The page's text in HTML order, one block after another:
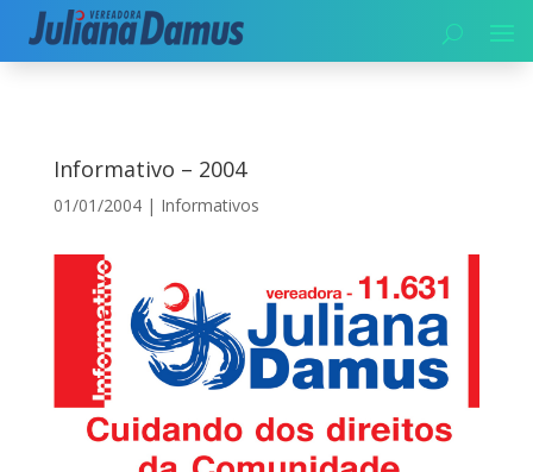
Início|Informativos|Informativo – 2004
Informativo – 2004
01/01/2004| Informativos